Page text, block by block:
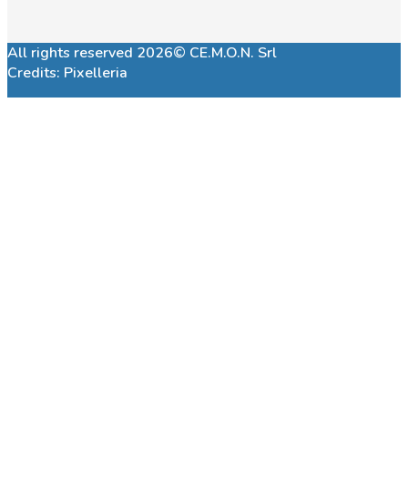
All rights reserved 2026© CE.M.O.N. Srl
Credits: Pixelleria